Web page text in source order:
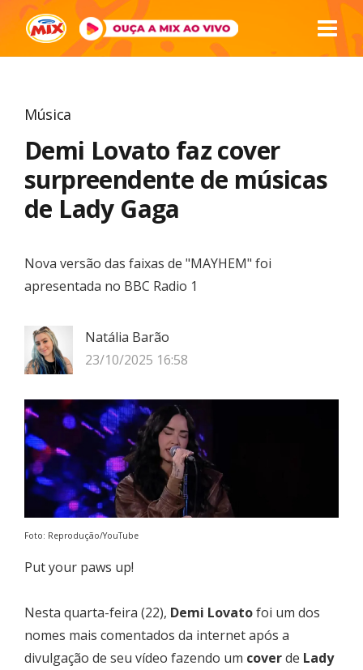
Música
Demi Lovato faz cover
surpreendente de músicas
de Lady Gaga
Nova versão das faixas de "MAYHEM" foi
apresentada no BBC Radio 1
Natália Barão
23/10/2025 16:58
Foto: Reprodução/YouTube
Put your paws up!
Nesta quarta-feira (22), Demi Lovatofoi um dos
nomes mais comentados da internet após a
divulgação de seu vídeo fazendo um coverde Lady